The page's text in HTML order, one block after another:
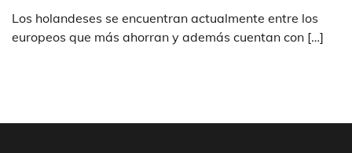
Los holandeses se encuentran actualmente entre los
europeos que más ahorran y además cuentan con […]